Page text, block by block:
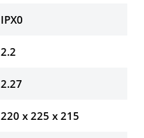
IPX0
2.2
2.27
220 x 225 x 215